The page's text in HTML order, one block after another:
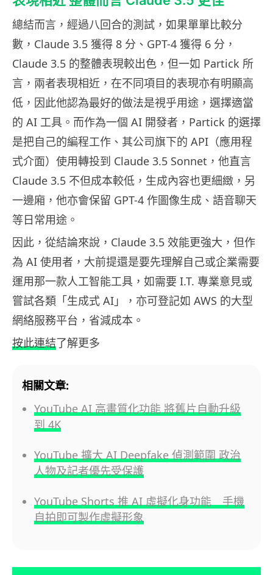
總結而言，經過八回合的測試，如果單單比較分
數，Claude 3.5 獲得 8 分、GPT-4 獲得 6 分，
Claude 3.5 的整體表現較出色，但一如 Partick 所
言，兩者表現相近，在不同項目的表現亦有明顯高
低，因此他認為最好的做法是視乎用途，選擇適當
的 AI 工具。而作為一個 AI 開發者，Partick 的選擇
是把自己的編程工作、其公司旗下的 API（應用程
式介面）使用轉投到 Claude 3.5 Sonnet，他直言
Claude 3.5 不但成本較低，生成內容也更細緻，另
一邊廂，他亦會保留 GPT-4 作圖像生成、語音聊天
等日常用途。
因此，從結論來說，Claude 3.5 效能更強大，但作
為 AI 使用者，大前提還是要先理解自己或企業需要
運用那一款人工智能工具，如需要 I.T. 專業意見或
嘗試各類「生成式 AI」，亦可登記如 AWS 的大型
網絡服務平台，省減成本。
按此連結了解更多
相關文章:
YouTube AI 高畫質化功能 將舊片自動升級
到 4K
YouTube 擴大 AI Deepfake 偵測範圍 政治
人物及記者優先受保護
YouTube Shorts 推 AI 虛擬化身功能 手機
自拍即可製作虛擬形象